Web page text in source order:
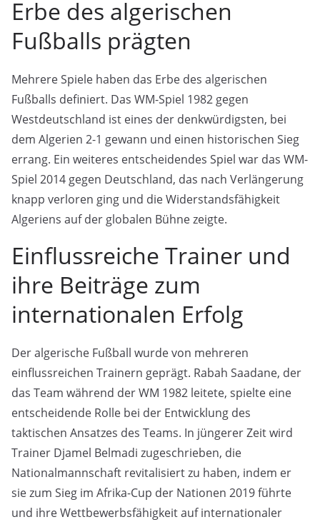
Erbe des algerischen
Fußballs prägten
Mehrere Spiele haben das Erbe des algerischen
Fußballs definiert. Das WM-Spiel 1982 gegen
Westdeutschland ist eines der denkwürdigsten, bei
dem Algerien 2-1 gewann und einen historischen Sieg
errang. Ein weiteres entscheidendes Spiel war das WM-
Spiel 2014 gegen Deutschland, das nach Verlängerung
knapp verloren ging und die Widerstandsfähigkeit
Algeriens auf der globalen Bühne zeigte.
Einflussreiche Trainer und
ihre Beiträge zum
internationalen Erfolg
Der algerische Fußball wurde von mehreren
einflussreichen Trainern geprägt. Rabah Saadane, der
das Team während der WM 1982 leitete, spielte eine
entscheidende Rolle bei der Entwicklung des
taktischen Ansatzes des Teams. In jüngerer Zeit wird
Trainer Djamel Belmadi zugeschrieben, die
Nationalmannschaft revitalisiert zu haben, indem er
sie zum Sieg im Afrika-Cup der Nationen 2019 führte
und ihre Wettbewerbsfähigkeit auf internationaler